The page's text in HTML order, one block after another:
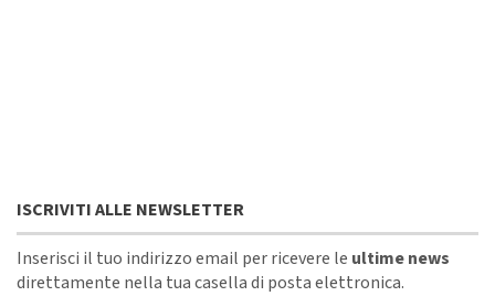
ISCRIVITI ALLE NEWSLETTER
Inserisci il tuo indirizzo email per ricevere le ultime news
direttamente nella tua casella di posta elettronica.